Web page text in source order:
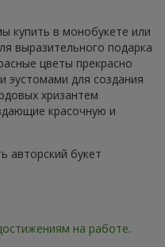
купить в монобукете или
выразительного подарка
цветы прекрасно
эустомами для создания
хризантем
красочную и
авторский букет
на работе.